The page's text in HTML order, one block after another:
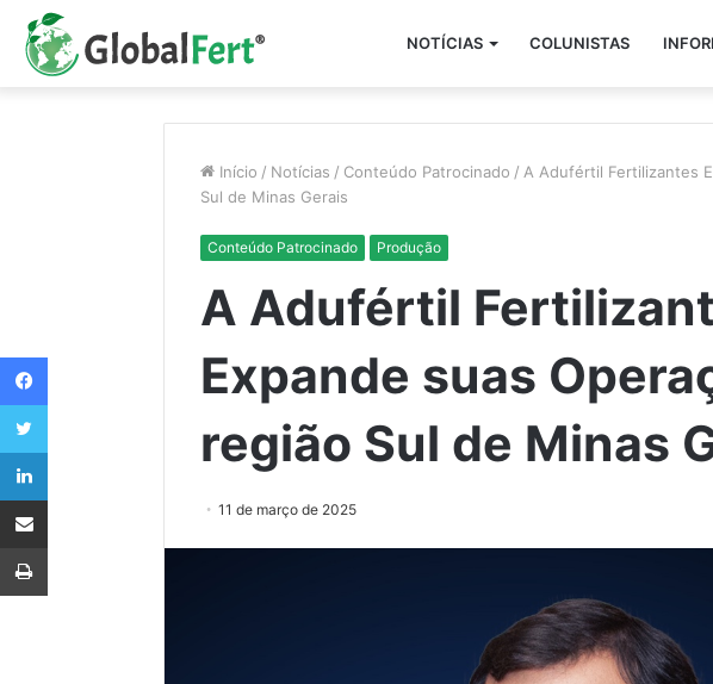
NOTÍCIAS COLUNISTAS
Início / Notícias / Conteúdo Patrocinado / A Adufértil Fertilizantes
Sul de Minas Gerais
Conteúdo Patrocinado Produção
A Adufértil
Expande suas
região Sul de Minas
11 de março de 2025
Facebook
Twitter
Linkedin
Compartilhar via e-mail